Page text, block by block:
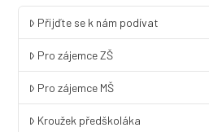
Přijďte se k nám podívat
Pro zájemce ZŠ
Pro zájemce MŠ
Kroužek předškoláka